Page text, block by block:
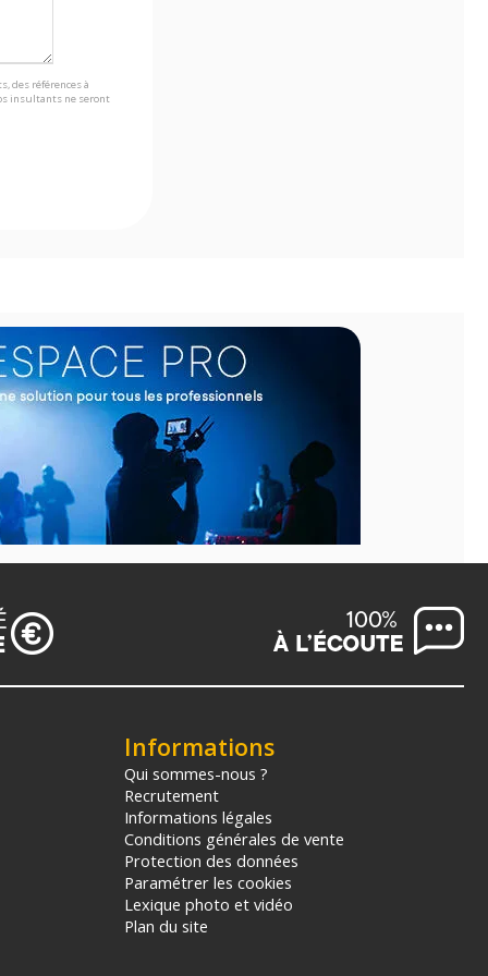
des références à
insultants ne seront
Informations
Qui sommes-nous ?
Recrutement
Informations légales
Conditions générales de vente
Protection des données
Paramétrer les cookies
Lexique photo et vidéo
Plan du site